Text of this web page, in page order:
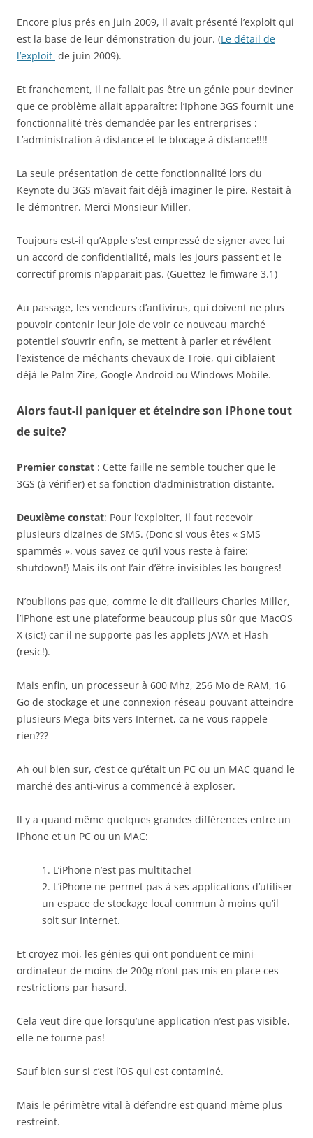
Encore plus prés en juin 2009, il avait présenté l’exploit qui
est la base de leur démonstration du jour. (Le détail de
l’exploit de juin 2009).
Et franchement, il ne fallait pas être un génie pour deviner
que ce problème allait apparaître: l’Iphone 3GS fournit une
fonctionnalité très demandée par les entrerprises :
L’administration à distance et le blocage à distance!!!!
La seule présentation de cette fonctionnalité lors du
Keynote du 3GS m’avait fait déjà imaginer le pire. Restait à
le démontrer. Merci Monsieur Miller.
Toujours est-il qu’Apple s’est empressé de signer avec lui
un accord de confidentialité, mais les jours passent et le
correctif promis n’apparait pas. (Guettez le fimware 3.1)
Au passage, les vendeurs d’antivirus, qui doivent ne plus
pouvoir contenir leur joie de voir ce nouveau marché
potentiel s’ouvrir enfin, se mettent à parler et révélent
l’existence de méchants chevaux de Troie, qui ciblaient
déjà le Palm Zire, Google Android ou Windows Mobile.
Alors faut-il paniquer et éteindre son iPhone tout
de suite?
Premier constat : Cette faille ne semble toucher que le
3GS (à vérifier) et sa fonction d’administration distante.
Deuxième constat: Pour l’exploiter, il faut recevoir
plusieurs dizaines de SMS. (Donc si vous êtes « SMS
spammés », vous savez ce qu’il vous reste à faire:
shutdown!) Mais ils ont l’air d’être invisibles les bougres!
N’oublions pas que, comme le dit d’ailleurs Charles Miller,
l’iPhone est une plateforme beaucoup plus sûr que MacOS
X (sic!) car il ne supporte pas les applets JAVA et Flash
(resic!).
Mais enfin, un processeur à 600 Mhz, 256 Mo de RAM, 16
Go de stockage et une connexion réseau pouvant atteindre
plusieurs Mega-bits vers Internet, ca ne vous rappele
rien???
Ah oui bien sur, c’est ce qu’était un PC ou un MAC quand le
marché des anti-virus a commencé à exploser.
Il y a quand même quelques grandes différences entre un
iPhone et un PC ou un MAC:
L’iPhone n’est pas multitache!
L’iPhone ne permet pas à ses applications d’utiliser
un espace de stockage local commun à moins qu’il
soit sur Internet.
Et croyez moi, les génies qui ont ponduent ce mini-
ordinateur de moins de 200g n’ont pas mis en place ces
restrictions par hasard.
Cela veut dire que lorsqu’une application n’est pas visible,
elle ne tourne pas!
Sauf bien sur si c’est l’OS qui est contaminé.
Mais le périmètre vital à défendre est quand même plus
restreint.